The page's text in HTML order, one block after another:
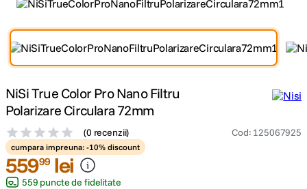
3. trepied telefon
5. canon sx740 hs
6. lavaliera
7. card memorie
NiSi True Color Pro Nano Filtru
Polarizare Circulara 72mm
(0 recenzii) Cod: 125067925
cumpara impreuna: -10% discount
55999 lei
559 puncte de fidelitate